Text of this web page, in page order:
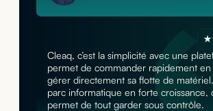
Cleaq, c’est la simplicité avec une
permet de commander rapidement
gérer directement sa flotte de
parc informatique en forte croissance,
permet de tout garder sous contrôle.